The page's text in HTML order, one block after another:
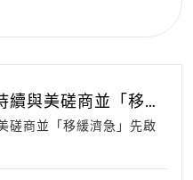
續與美磋商並「移緩
磋商並「移緩濟急」先啟